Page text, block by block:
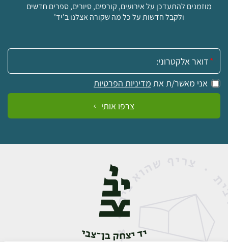
מוזמנים להתעדכן על אירועים, קורסים, סיורים, ספרים חדשים
ולקבל חדשות על כל מה שקורה אצלנו ב'יד'
אימייל:
אני מאשר/ת את מדיניות הפרטיות
צרפו אותי